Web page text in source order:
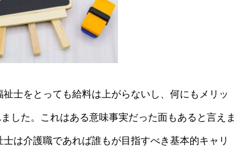
士をとっても給料は上がらないし、何にもメリッ
した。これはある意味事実だった面もあると言えま
は介護職であれば誰もが目指すべき基本的キャリ